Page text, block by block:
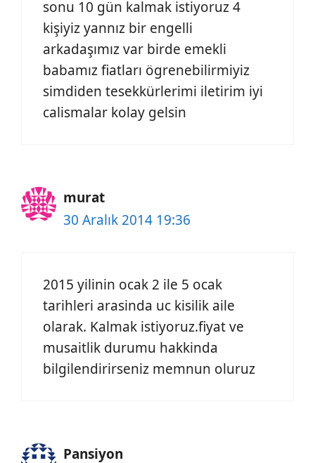
sonu 10 gün kalmak istiyoruz 4
kişiyiz yannız bir engelli
arkadaşımız var birde emekli
babamız fiatları ögrenebilirmiyiz
simdiden tesekkürlerimi iletirim iyi
calismalar kolay gelsin
murat
30 Aralık 2014 19:36
2015 yilinin ocak 2 ile 5 ocak
tarihleri arasinda uc kisilik aile
olarak. Kalmak istiyoruz.fiyat ve
musaitlik durumu hakkinda
bilgilendirirseniz memnun oluruz
Pansiyon